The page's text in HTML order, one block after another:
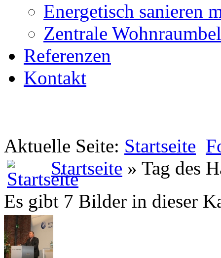
Energetisch sanieren
Zentrale
Referenzen
Kontakt
Aktuelle Seite: Startseite
Startseite » Tag des
Es gibt 7 Bilder in dieser